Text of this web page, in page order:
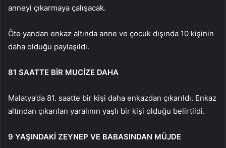
anneyi çıkarmaya çalışacak.
Öte yandan enkaz altında anne ve çocuk dışında 10 kişinin
daha olduğu paylaşıldı.
81 SAATTE BİR MUCİZE DAHA
Malatya’da 81. saatte bir kişi daha enkazdan çıkarıldı. Enkaz
altından çıkarılan yaralının yaşlı bir kişi olduğu belirtildi.
9 YAŞINDAKİ ZEYNEP VE BABASINDAN MÜJDE